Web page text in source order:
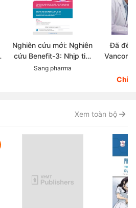
Nghiên cứu mới: Nghiên
cứu Benefit-3: Nhịp tim
ban đầu có dự đoán được
Sang pharma
Đã đến
Chỉ
Xem toàn bộ